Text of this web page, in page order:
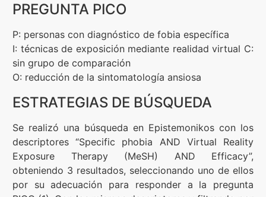
PREGUNTA PICO
P: personas con diagnóstico de fobia específica
I: técnicas de exposición mediante realidad virtual C:
sin grupo de comparación
O: reducción de la sintomatología ansiosa
ESTRATEGIAS DE BÚSQUEDA
Se realizó una búsqueda en Epistemonikos con los
descriptores “Specific phobia AND Virtual Reality
Exposure Therapy (MeSH) AND Efficacy”,
obteniendo 3 resultados, seleccionando uno de ellos
por su adecuación para responder a la pregunta